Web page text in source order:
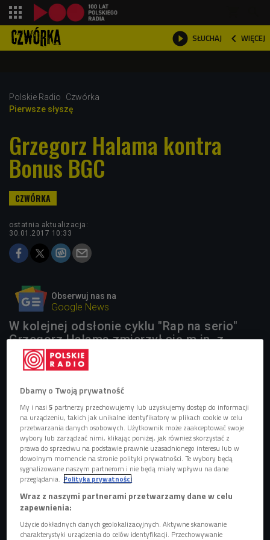
 SŁUCHAJ  WIĘCEJ

Polskie Radio
Czwórka
Pierwsze słyszę
Grzegorz Halama kontra
Bonus BGC
ostatnia aktualizacja:
30.01.2017 10:33
Obserwuj nas na
Google News
W kolejnej odsłonie cyklu "Rap na serio"
Grzegorz Halama zmierzył się m.in. z
utworem "Na łazarskim rejonie",
wykonywanym przez Bonusa BGC.
AUDIO 4 pliki
 01'22 
Grzegorz Halama deklamuje tekst do utworu "Na
łazarskim rejonie" (Pierwsze słyszę/Czwórka)
 01'26
Utwór "Ede ede" rapera Rogala DDL w wykonaniu
Grzegorza Halamy (Pierwsze słyszę/Czwórka)
Dbamy o Twoją prywatność
My i nasi5 partnerzy przechowujemy lub uzyskujemy dostęp do informacji
na urządzeniu, takich jak unikalne identyfikatory w plikach cookie w celu
przetwarzania danych osobowych. Użytkownik może zaakceptować swoje
wybory lub zarządzać nimi, klikając poniżej, jak również skorzystać z
prawa do sprzeciwu na podstawie prawnie uzasadnionego interesu lub w
dowolnym momencie na stronie polityki prywatności. Te wybory będą
sygnalizowane naszym partnerom i nie będą miały wpływu na dane
przeglądania. Polityka prywatności
Wraz z naszymi partnerami przetwarzamy dane w celu
zapewnienia:
Użycie dokładnych danych geolokalizacyjnych. Aktywne skanowanie
charakterystyki urządzenia do celów identyfikacji. Przechowywanie